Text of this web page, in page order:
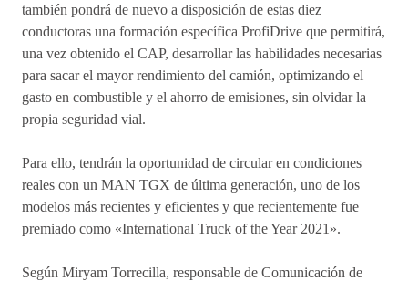
también pondrá de nuevo a disposición de estas diez
conductoras una formación específica ProfiDrive que permitirá,
una vez obtenido el CAP, desarrollar las habilidades necesarias
para sacar el mayor rendimiento del camión, optimizando el
gasto en combustible y el ahorro de emisiones, sin olvidar la
propia seguridad vial.
Para ello, tendrán la oportunidad de circular en condiciones
reales con un MAN TGX de última generación, uno de los
modelos más recientes y eficientes y que recientemente fue
premiado como «International Truck of the Year 2021».
Según Miryam Torrecilla, responsable de Comunicación de